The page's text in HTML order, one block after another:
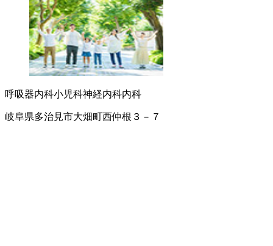
呼吸器内科小児科神経内科内科
岐阜県多治見市大畑町西仲根３－７